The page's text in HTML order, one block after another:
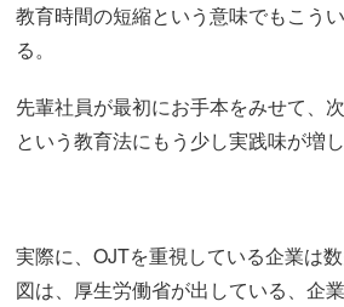
教育時間の短縮という意味でもこう
る。
先輩社員が最初にお手本をみせて、
という教育法にもう少し実践味が増
実際に、OJTを重視している企業は
図は、厚生労働省が出している、企